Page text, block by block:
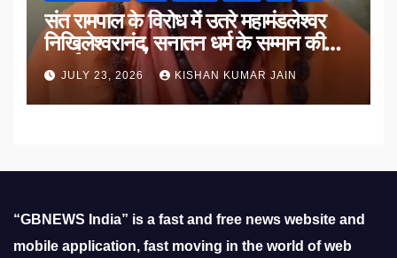
संत रामपाल के विरोध में उतरे महामंडलेश्वर
निखिलेश्वरानंद, सनातन धर्म के सम्मान की
उठाई मांग
JULY 23, 2026 KISHAN KUMAR JAIN
“GBNEWS India” is a fast and free news website and
mobile application, fast moving in the world of web